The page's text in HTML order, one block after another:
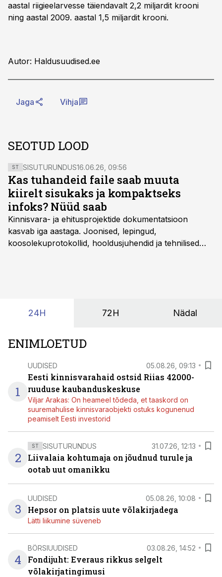
aastal riigieelarvesse täiendavalt 2,2 miljardit krooni
ning aastal 2009. aastal 1,5 miljardit krooni.
Autor: Haldusuudised.ee
Jaga Vihja
SEOTUD LOOD
ST SISUTURUNDUS16.06.26, 09:56
Kas tuhandeid faile saab muuta
kiirelt sisukaks ja kompaktseks
infoks? Nüüd saab
Kinnisvara- ja ehitusprojektide dokumentatsioon
kasvab iga aastaga. Joonised, lepingud,
koosolekuprotokollid, hooldusjuhendid ja tehnilised
24H 72H Nädal
ENIMLOETUD
1
UUDISED 05.08.26, 09:13
Eesti kinnisvarahaid ostsid Riias 42000-
ruuduse kaubanduskeskuse
Viljar Arakas: On heameel tõdeda, et taaskord on
suuremahulise kinnisvaraobjekti ostuks kogunenud
peamiselt Eesti investorid
2
ST SISUTURUNDUS 31.07.26, 12:13
Liivalaia kohtumaja on jõudnud turule ja
ootab uut omanikku
3
UUDISED 05.08.26, 10:08
Hepsor on platsis uute võlakirjadega
Lätti liikumine süveneb
4
BÖRSIUUDISED 03.08.26, 14:52
Fondijuht: Everaus rikkus selgelt
võlakirjatingimusi